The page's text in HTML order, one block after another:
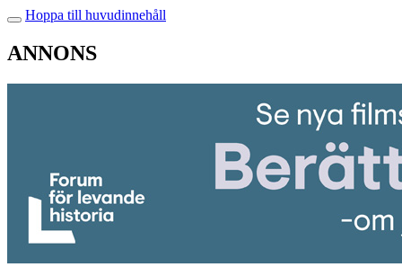
Hoppa till huvudinnehåll
ANNONS